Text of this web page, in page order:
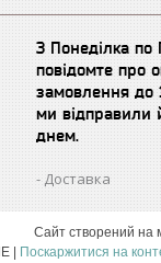
З Понеділка
повідомте про
замовлення до
ми відправили
днем.
Доставка
Сайт створений на
Поскаржитися на